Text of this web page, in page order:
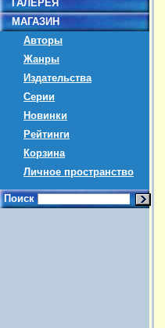
ГАЛЕРЕЯ
МАГАЗИН
Авторы
Жанры
Издательства
Серии
Новинки
Рейтинги
Корзина
Личное пространство
Поиск